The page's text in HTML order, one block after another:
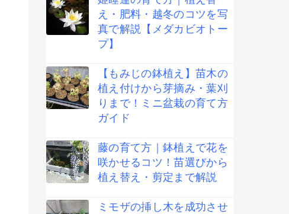
え・肥料・越冬のコツを写
真で解説【メダカビオトー
プ】
【もみじの鉢植え】苗木の
植え付けから芽摘み・葉刈
りまで！ミニ盆栽の育て方
ガイド
藤の育て方｜鉢植えで花を
咲かせるコツ！苗選びから
植え替え・剪定まで解説
ミモザの挿し木を成功させ